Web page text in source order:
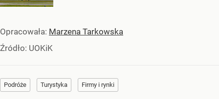
Opracowała: Marzena Tarkowska
Źródło: UOKiK
Podróże Turystyka Firmy i rynki